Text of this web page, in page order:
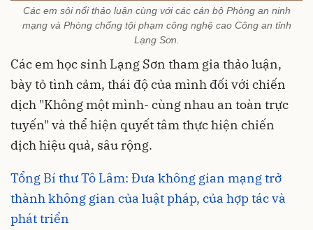
Các em sôi nổi thảo luận cùng với các cán bộ Phòng an ninh
mạng và Phòng chống tội phạm công nghệ cao Công an tỉnh
Lạng Sơn.
Các em học sinh Lạng Sơn tham gia thảo luận,
bày tỏ tình cảm, thái độ của mình đối với chiến
dịch "Không một mình- cùng nhau an toàn trực
tuyến" và thể hiện quyết tâm thực hiện chiến
dịch hiệu quả, sâu rộng.
Tổng Bí thư Tô Lâm: Đưa không gian mạng trở
thành không gian của luật pháp, của hợp tác và
phát triển